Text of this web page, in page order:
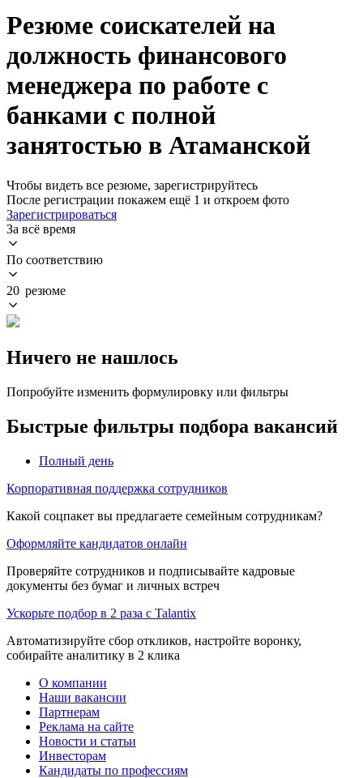
Резюме соискателей на
должность финансового
менеджера по работе с
банками с полной
занятостью в Атаманской
Чтобы видеть все резюме, зарегистрируйтесь
После регистрации покажем ещё 1 и откроем фото
Зарегистрироваться
За всё время
По соответствию
20 резюме
Ничего не нашлось
Попробуйте изменить формулировку или фильтры
Быстрые фильтры подбора вакансий
Полный день
Корпоративная поддержка сотрудников
Какой соцпакет вы предлагаете семейным сотрудникам?
Оформляйте кандидатов онлайн
Проверяйте сотрудников и подписывайте кадровые
документы без бумаг и личных встреч
Ускорьте подбор в 2 раза с Talantix
Автоматизируйте сбор откликов, настройте воронку,
собирайте аналитику в 2 клика
О компании
Наши вакансии
Партнерам
Реклама на сайте
Новости и статьи
Инвесторам
Кандидаты по профессиям